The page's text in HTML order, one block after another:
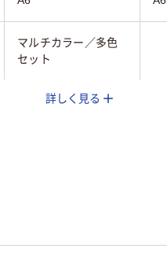
マルチカラー／多色
セット
詳しく見る